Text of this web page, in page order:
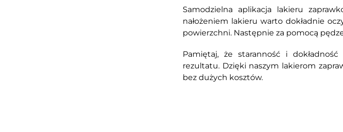
Samodzielna aplikacja lakieru
nałożeniem lakieru warto dokładnie
powierzchni. Następnie za pomocą
Pamiętaj, że staranność i
rezultatu. Dzięki naszym lakierom
bez dużych kosztów.